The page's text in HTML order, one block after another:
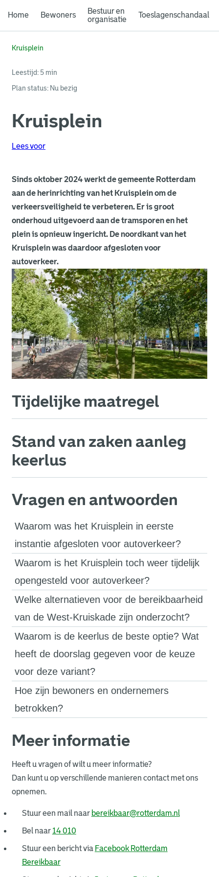
Home Bewoners
Bestuur en
organisatie
Toeslagenschandaal
Kruisplein
Leestijd: 5 min
Plan status: Nu bezig
Kruisplein
Lees voor
Sinds oktober 2024 werkt de gemeente Rotterdam
aan de herinrichting van het Kruisplein om de
verkeersveiligheid te verbeteren. Er is groot
onderhoud uitgevoerd aan de tramsporen en het
plein is opnieuw ingericht. De noordkant van het
Kruisplein was daardoor afgesloten voor
autoverkeer.
Tijdelijke maatregel
Stand van zaken aanleg
keerlus
Vragen en antwoorden
Waarom was het Kruisplein in eerste
instantie afgesloten voor autoverkeer?
Waarom is het Kruisplein toch weer tijdelijk
opengesteld voor autoverkeer?
Welke alternatieven voor de bereikbaarheid
van de West-Kruiskade zijn onderzocht?
Waarom is de keerlus de beste optie? Wat
heeft de doorslag gegeven voor de keuze
voor deze variant?
Hoe zijn bewoners en ondernemers
betrokken?
Meer informatie
Heeft u vragen of wilt u meer informatie?
Dan kunt u op verschillende manieren contact met ons
opnemen.
Stuur een mail naar bereikbaar@rotterdam.nl
Bel naar 14 010
Stuur een bericht via Facebook Rotterdam
Bereikbaar. Link opent een externe pagina in een nieuw